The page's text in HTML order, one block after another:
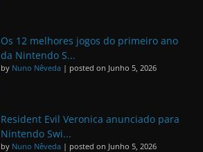
Os 12 melhores jogos do primeiro ano
da Nintendo S...
by Nuno Nêveda | posted on Junho 5, 2026
Resident Evil Veronica anunciado para
Nintendo Swi...
by Nuno Nêveda | posted on Junho 5, 2026